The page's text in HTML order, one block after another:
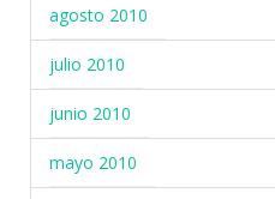
agosto 2010
julio 2010
junio 2010
mayo 2010